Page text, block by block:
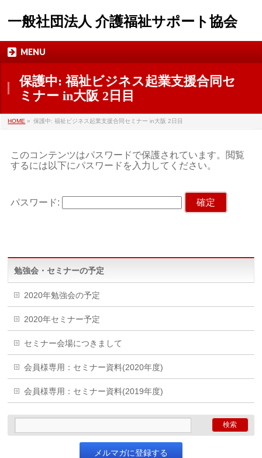
一般社団法人 介護福祉サポート協会
MENU
保護中: 福祉ビジネス起業支援合同セ
ミナー in大阪 2日目
HOME » 保護中: 福祉ビジネス起業支援合同セミナー in大阪 2日目
このコンテンツはパスワードで保護されています。閲覧
するには以下にパスワードを入力してください。
パスワード:
勉強会・セミナーの予定
2020年勉強会の予定
2020年セミナー予定
セミナー会場につきまして
会員様専用：セミナー資料(2020年度)
会員様専用：セミナー資料(2019年度)
メルマガに登録する